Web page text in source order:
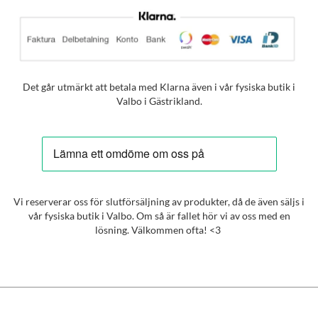
Det går utmärkt att betala med Klarna även i vår fysiska butik i
Valbo i Gästrikland.
Vi reserverar oss för slutförsäljning av produkter, då de även säljs i
vår fysiska butik i Valbo. Om så är fallet hör vi av oss med en
lösning. Välkommen ofta! <3